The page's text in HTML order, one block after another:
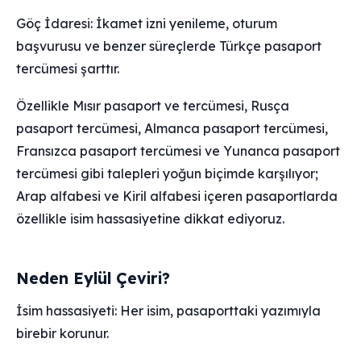
Göç İdaresi: İkamet izni yenileme, oturum
başvurusu ve benzer süreçlerde Türkçe pasaport
tercümesi şarttır.
Özellikle Mısır pasaport ve tercümesi, Rusça
pasaport tercümesi, Almanca pasaport tercümesi,
Fransızca pasaport tercümesi ve Yunanca pasaport
tercümesi gibi talepleri yoğun biçimde karşılıyor;
Arap alfabesi ve Kiril alfabesi içeren pasaportlarda
özellikle isim hassasiyetine dikkat ediyoruz.
Neden Eylül Çeviri?
İsim hassasiyeti: Her isim, pasaporttaki yazımıyla
birebir korunur.